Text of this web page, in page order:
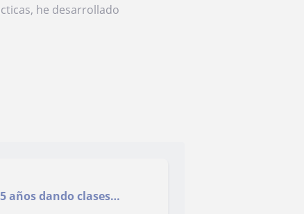
he desarrollado
años dando clases